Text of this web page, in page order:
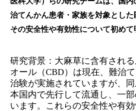
読
み
込
中
で
す
治てんかん患者・家族を対象とした
その安全性や有効性について初めて
研究背景：大麻草に含有され
オール（CBD）は現在、難治
治験が実施されていますが、
本国内で先行して流通し、一
います。これらの安全性や有